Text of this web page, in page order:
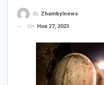
By Zhambylnews
On
Ноя 27, 2023